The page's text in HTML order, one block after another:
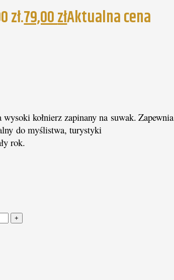
zł.79,00złAktualna cena
wysoki kołnierz zapinany na suwak. Zapewnia
do myślistwa, turystyki
rok.